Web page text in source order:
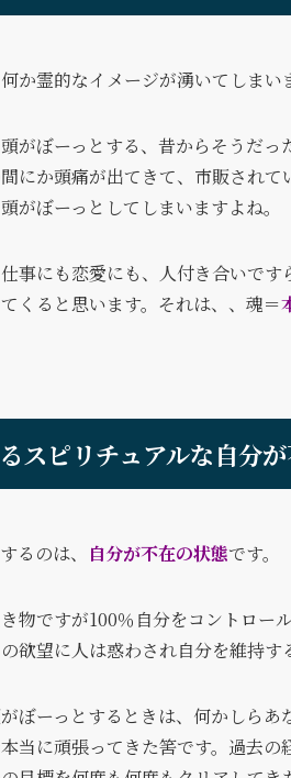
か霊的なイメージが湧いてしま
がぼーっとする、昔からそうだ
にか頭痛が出てきて、市販され
がぼーっとしてしまいますよね。
事にも恋愛にも、人付き合いで
くると思います。それは、、魂＝
スピリチュアルな自分
るのは、 自分が不在の状態です。
物ですが100％自分をコントロ
欲望に人は惑わされ自分を維持
ぼーっとするときは、何かしらあ
当に頑張ってきた筈です。過去